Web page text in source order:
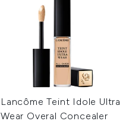
Lancôme Teint Idole Ultra
Wear Overal Concealer